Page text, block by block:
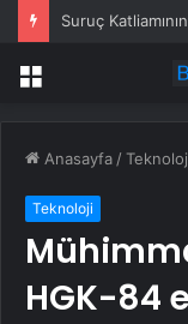
Menü
Anasayfa /
Teknoloji
HGK-84